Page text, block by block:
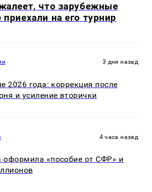
что зарубежные
на его турнир
3 дня назад
2026 года: коррекция после
и усиление вторички
4 часа назад
оформила «пособие от СФР» и